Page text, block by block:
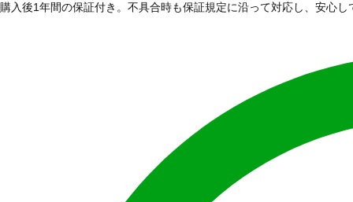
購入後1年間の保証付き。不具合時も保証規定に沿って対応し、安心